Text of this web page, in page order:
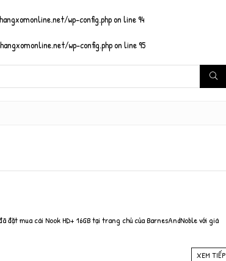
wp-config.phpon line94
wp-config.phpon line95
mua cái Nook HD+ 16GB tại trang chủ của BarnesAndNoble với giá
XEM TIẾP